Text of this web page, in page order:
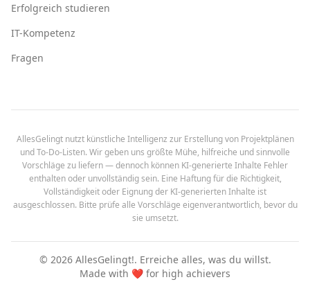
Erfolgreich studieren
IT-Kompetenz
Fragen
AllesGelingt nutzt künstliche Intelligenz zur Erstellung von Projektplänen
und To-Do-Listen. Wir geben uns größte Mühe, hilfreiche und sinnvolle
Vorschläge zu liefern — dennoch können KI-generierte Inhalte Fehler
enthalten oder unvollständig sein. Eine Haftung für die Richtigkeit,
Vollständigkeit oder Eignung der KI-generierten Inhalte ist
ausgeschlossen. Bitte prüfe alle Vorschläge eigenverantwortlich, bevor du
sie umsetzt.
© 2026AllesGelingt!. Erreiche alles, was du willst.
Made with ❤️ for high achievers